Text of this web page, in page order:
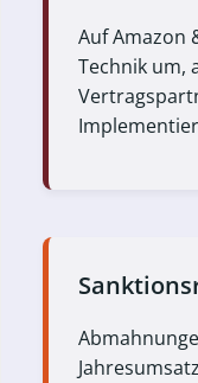
Auf Amazon
Technik um,